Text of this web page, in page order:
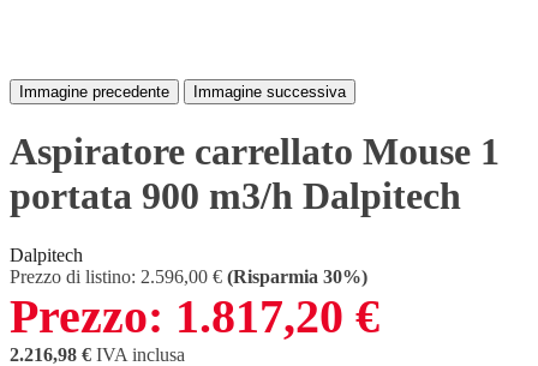
Immagine precedente Immagine successiva
Aspiratore carrellato Mouse 1
portata 900 m3/h Dalpitech
Dalpitech
Prezzo di listino: 2.596,00 € (Risparmia 30%)
Prezzo: 1.817,20 €
2.216,98 € IVA inclusa